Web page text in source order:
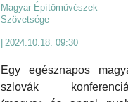
Magyar Építőművészek
Szövetsége
2024.10.18. 09:30
Egy egésznapos
szlovák